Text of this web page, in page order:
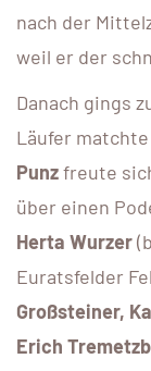
nach der
weil er der
Danach gings
Läufer
Punzfreute
über einen
Herta Wurzer
Euratsfelder
Großsteiner,
Erich